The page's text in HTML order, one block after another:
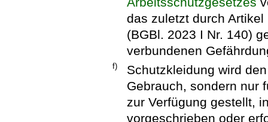
das zuletzt durch
(BGBl. 2023 I Nr. 140)
verbundenen
f)
Schutzkleidung wird
Gebrauch, sondern nur
zur Verfügung gestellt,
vorgeschrieben oder